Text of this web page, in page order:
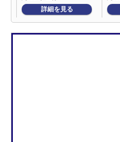
詳細を見る